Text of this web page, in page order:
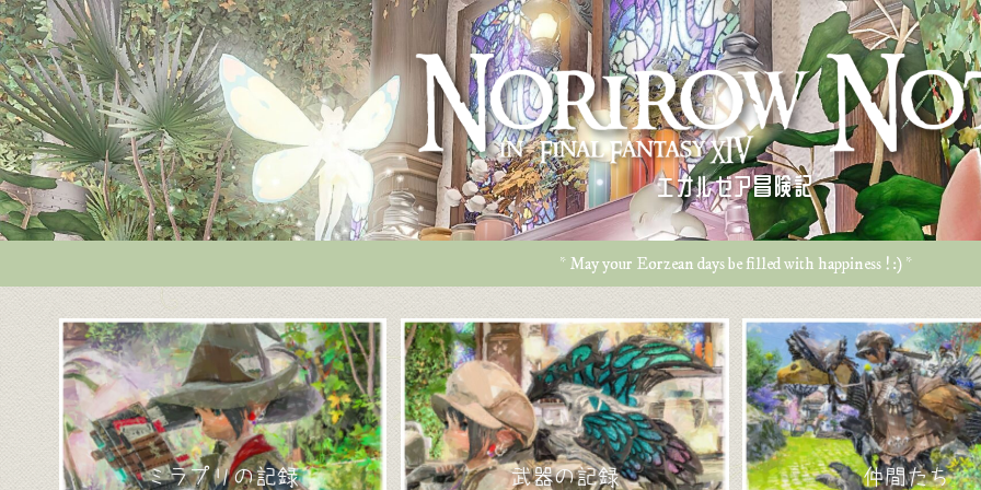
エオルゼア冒険記
* May your Eorzean days be filled with happiness ! :) *
ミラプリの記録 武器の記録 仲間たち